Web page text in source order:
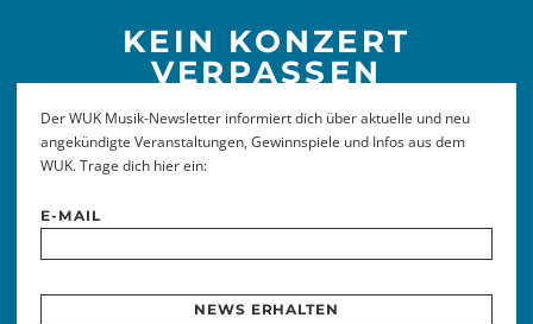
KEIN KONZERT
VERPASSEN
Der WUK Musik-Newsletter informiert dich über aktuelle und neu
angekündigte Veranstaltungen, Gewinnspiele und Infos aus dem
WUK. Trage dich hier ein:
E-MAIL
NEWS ERHALTEN